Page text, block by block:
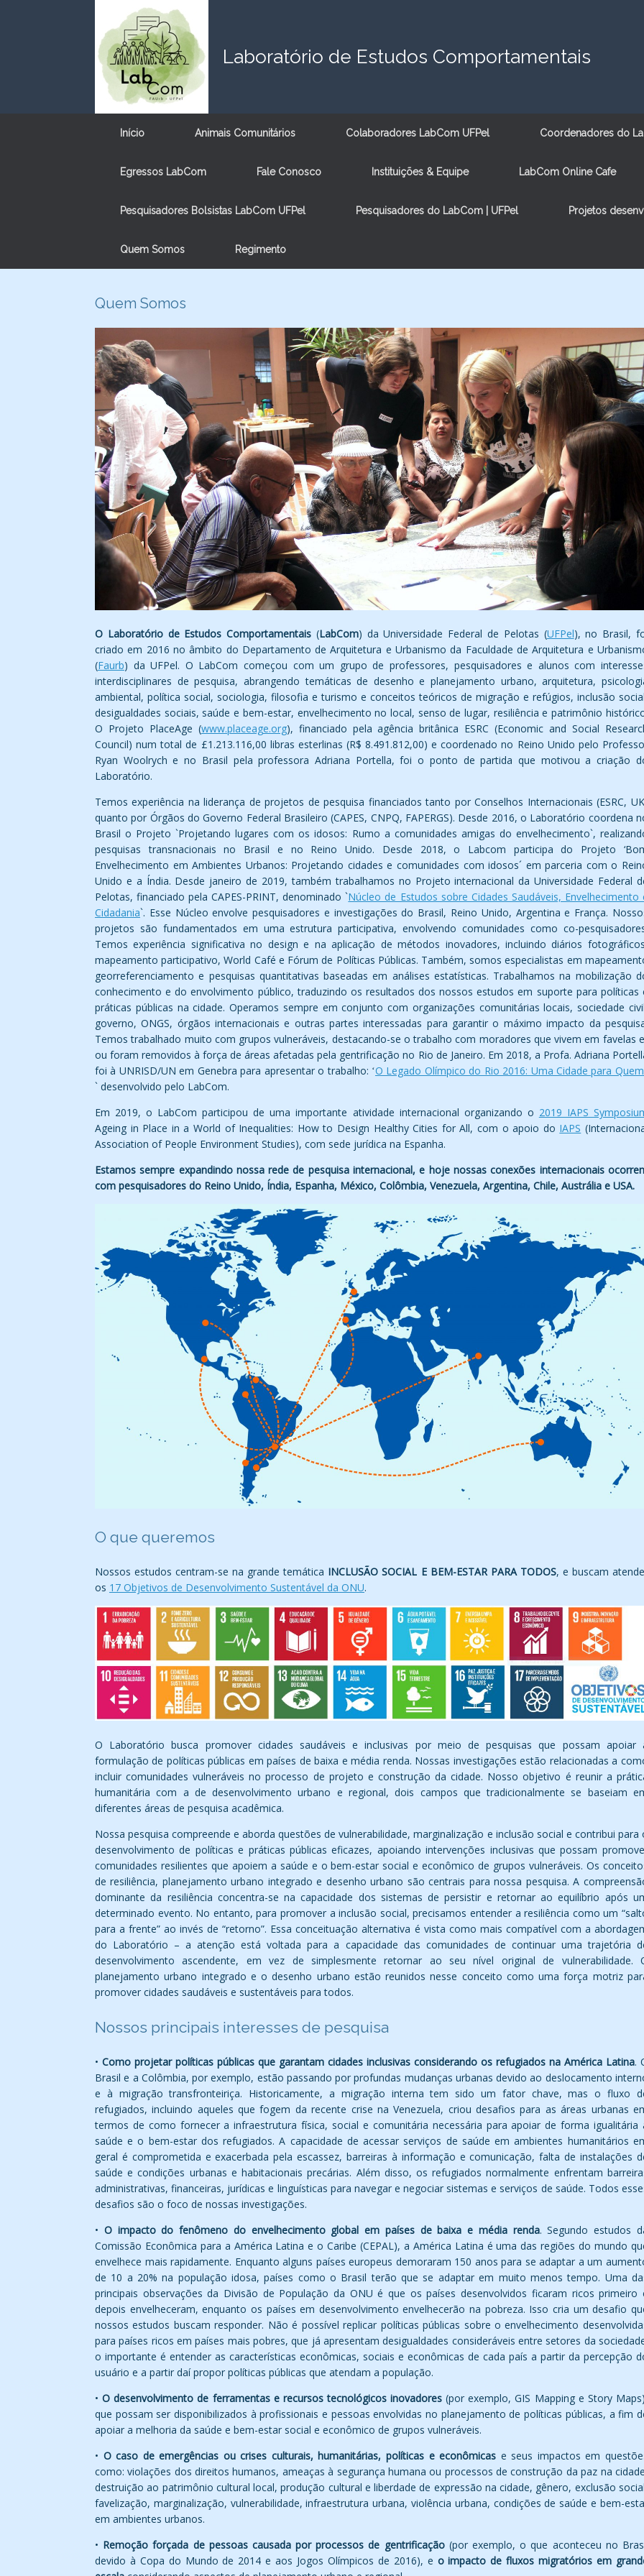
Laboratório de Estudos Comportamentais
Início Animais Comunitários Colaboradores LabCom UFPel Coordenadores do
Egressos LabCom Fale Conosco Instituições & Equipe LabCom Online Cafe
Pesquisadores Bolsistas LabCom UFPel Pesquisadores do LabCom | UFPel Projetos
Quem Somos Regimento
Quem Somos
O Laboratório de Estudos Comportamentais (LabCom) da Universidade Federal de Pelotas (UFPel), no Brasil,
criado em 2016 no âmbito do Departamento de Arquitetura e Urbanismo da Faculdade de Arquitetura e
(Faurb) da UFPel. O LabCom começou com um grupo de professores, pesquisadores e alunos com
interdisciplinares de pesquisa, abrangendo temáticas de desenho e planejamento urbano, arquitetura,
ambiental, política social, sociologia, filosofia e turismo e conceitos teóricos de migração e refúgios, inclusão
desigualdades sociais, saúde e bem-estar, envelhecimento no local, senso de lugar, resiliência e patrimônio
O Projeto PlaceAge (www.placeage.org), financiado pela agência britânica ESRC (Economic and Social
Council) num total de £1.213.116,00 libras esterlinas (R$ 8.491.812,00) e coordenado no Reino Unido pelo
Ryan Woolrych e no Brasil pela professora Adriana Portella, foi o ponto de partida que motivou a criação
Laboratório.
Temos experiência na liderança de projetos de pesquisa financiados tanto por Conselhos Internacionais (ESRC,
quanto por Órgãos do Governo Federal Brasileiro (CAPES, CNPQ, FAPERGS). Desde 2016, o Laboratório coordena
Brasil o Projeto `Projetando lugares com os idosos: Rumo a comunidades amigas do envelhecimento`,
pesquisas transnacionais no Brasil e no Reino Unido. Desde 2018, o Labcom participa do Projeto
Envelhecimento em Ambientes Urbanos: Projetando cidades e comunidades com idosos´ em parceria com o
Unido e a Índia. Desde janeiro de 2019, também trabalhamos no Projeto internacional da Universidade Federal
Pelotas, financiado pela CAPES-PRINT, denominado `Núcleo de Estudos sobre Cidades Saudáveis, Envelhecimento
Cidadania`. Esse Núcleo envolve pesquisadores e investigações do Brasil, Reino Unido, Argentina e França.
projetos são fundamentados em uma estrutura participativa, envolvendo comunidades como co-
Temos experiência significativa no design e na aplicação de métodos inovadores, incluindo diários
mapeamento participativo, World Café e Fórum de Políticas Públicas. Também, somos especialistas em
georreferenciamento e pesquisas quantitativas baseadas em análises estatísticas. Trabalhamos na mobilização
conhecimento e do envolvimento público, traduzindo os resultados dos nossos estudos em suporte para políticas
práticas públicas na cidade. Operamos sempre em conjunto com organizações comunitárias locais, sociedade
governo, ONGS, órgãos internacionais e outras partes interessadas para garantir o máximo impacto da
Temos trabalhado muito com grupos vulneráveis, destacando-se o trabalho com moradores que vivem em favelas
ou foram removidos à força de áreas afetadas pela gentrificação no Rio de Janeiro. Em 2018, a Profa. Adriana
foi à UNRISD/UN em Genebra para apresentar o trabalho: ʻO Legado Olímpico do Rio 2016: Uma Cidade para
` desenvolvido pelo LabCom.
Em 2019, o LabCom participou de uma importante atividade internacional organizando o 2019 IAPS
Ageing in Place in a World of Inequalities: How to Design Healthy Cities for All, com o apoio do IAPS
Association of People Environment Studies), com sede jurídica na Espanha.
Estamos sempre expandindo nossa rede de pesquisa internacional, e hoje nossas conexões internacionais
com pesquisadores do Reino Unido, Índia, Espanha, México, Colômbia, Venezuela, Argentina, Chile, Austrália e USA.
O que queremos
Nossos estudos centram-se na grande temática INCLUSÃO SOCIAL E BEM-ESTAR PARA TODOS, e buscam
os 17 Objetivos de Desenvolvimento Sustentável da ONU.
O Laboratório busca promover cidades saudáveis e inclusivas por meio de pesquisas que possam apoiar
formulação de políticas públicas em países de baixa e média renda. Nossas investigações estão relacionadas a
incluir comunidades vulneráveis no processo de projeto e construção da cidade. Nosso objetivo é reunir a
humanitária com a de desenvolvimento urbano e regional, dois campos que tradicionalmente se baseiam
diferentes áreas de pesquisa acadêmica.
Nossa pesquisa compreende e aborda questões de vulnerabilidade, marginalização e inclusão social e contribui para
desenvolvimento de políticas e práticas públicas eficazes, apoiando intervenções inclusivas que possam
comunidades resilientes que apoiem a saúde e o bem-estar social e econômico de grupos vulneráveis. Os
de resiliência, planejamento urbano integrado e desenho urbano são centrais para nossa pesquisa. A
dominante da resiliência concentra-se na capacidade dos sistemas de persistir e retornar ao equilíbrio após
determinado evento. No entanto, para promover a inclusão social, precisamos entender a resiliência como um
para a frente” ao invés de “retorno”. Essa conceituação alternativa é vista como mais compatível com a
do Laboratório – a atenção está voltada para a capacidade das comunidades de continuar uma trajetória
desenvolvimento ascendente, em vez de simplesmente retornar ao seu nível original de vulnerabilidade.
planejamento urbano integrado e o desenho urbano estão reunidos nesse conceito como uma força motriz
promover cidades saudáveis e sustentáveis para todos.
Nossos principais interesses de pesquisa
• Como projetar políticas públicas que garantam cidades inclusivas considerando os refugiados na América Latina.
Brasil e a Colômbia, por exemplo, estão passando por profundas mudanças urbanas devido ao deslocamento
e à migração transfronteiriça. Historicamente, a migração interna tem sido um fator chave, mas o fluxo
refugiados, incluindo aqueles que fogem da recente crise na Venezuela, criou desafios para as áreas urbanas
termos de como fornecer a infraestrutura física, social e comunitária necessária para apoiar de forma igualitária
saúde e o bem-estar dos refugiados. A capacidade de acessar serviços de saúde em ambientes humanitários
geral é comprometida e exacerbada pela escassez, barreiras à informação e comunicação, falta de instalações
saúde e condições urbanas e habitacionais precárias. Além disso, os refugiados normalmente enfrentam
administrativas, financeiras, jurídicas e linguísticas para navegar e negociar sistemas e serviços de saúde. Todos
desafios são o foco de nossas investigações.
• O impacto do fenômeno do envelhecimento global em países de baixa e média renda. Segundo estudos
Comissão Econômica para a América Latina e o Caribe (CEPAL), a América Latina é uma das regiões do mundo
envelhece mais rapidamente. Enquanto alguns países europeus demoraram 150 anos para se adaptar a um
de 10 a 20% na população idosa, países como o Brasil terão que se adaptar em muito menos tempo. Uma
principais observações da Divisão de População da ONU é que os países desenvolvidos ficaram ricos primeiro
depois envelheceram, enquanto os países em desenvolvimento envelhecerão na pobreza. Isso cria um desafio
nossos estudos buscam responder. Não é possível replicar políticas públicas sobre o envelhecimento
para países ricos em países mais pobres, que já apresentam desigualdades consideráveis entre setores da
o importante é entender as características econômicas, sociais e econômicas de cada país a partir da percepção
usuário e a partir daí propor políticas públicas que atendam a população.
•O desenvolvimento de ferramentas e recursos tecnológicos inovadores (por exemplo, GIS Mapping e Story
que possam ser disponibilizados à profissionais e pessoas envolvidas no planejamento de políticas públicas, a fim
apoiar a melhoria da saúde e bem-estar social e econômico de grupos vulneráveis.
• O caso de emergências ou crises culturais, humanitárias, políticas e econômicas e seus impactos em
como: violações dos direitos humanos, ameaças à segurança humana ou processos de construção da paz na
destruição ao patrimônio cultural local, produção cultural e liberdade de expressão na cidade, gênero, exclusão
favelização, marginalização, vulnerabilidade, infraestrutura urbana, violência urbana, condições de saúde e bem-
em ambientes urbanos.
• Remoção forçada de pessoas causada por processos de gentrificação(por exemplo, o que aconteceu no
devido à Copa do Mundo de 2014 e aos Jogos Olímpicos de 2016), e o impacto de fluxos migratórios em